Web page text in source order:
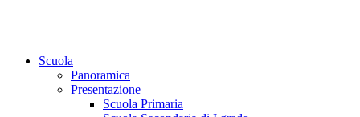
Scuola
Panoramica
Presentazione
Scuola Primaria